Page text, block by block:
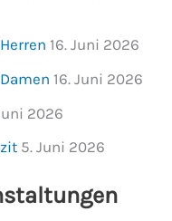
16. Juni 2026
16. Juni 2026
2026
5. Juni 2026